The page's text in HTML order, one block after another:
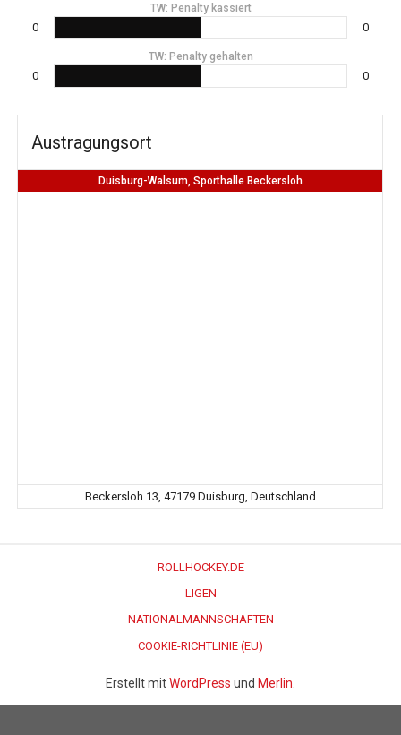
TW: Penalty kassiert
0 0
TW: Penalty gehalten
0 0
Austragungsort
Duisburg-Walsum, Sporthalle Beckersloh
Beckersloh 13, 47179 Duisburg, Deutschland
ROLLHOCKEY.DE
LIGEN
NATIONALMANNSCHAFTEN
COOKIE-RICHTLINIE (EU)
Erstellt mitWordPress und Merlin